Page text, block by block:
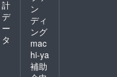
計
デ
ー
タ
ン
ディ
ング
mac
hi-ya
補助